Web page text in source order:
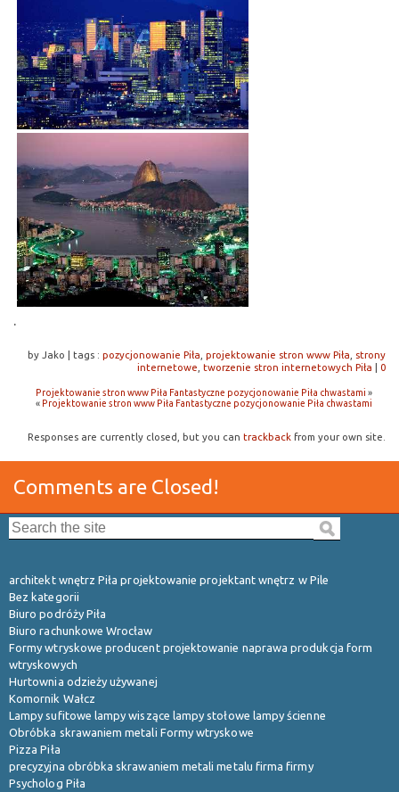
by Jako | tags : pozycjonowanie Piła projektowanie stron www Piła
strony
internetowe tworzenie stron internetowych Piła | 0
Projektowanie stron www Piła Fantastyczne pozycjonowanie Piła chwastami »
« Projektowanie stron www Piła Fantastyczne pozycjonowanie Piła chwastami
Responses are currently closed, but you can trackback from your own site.
Comments are Closed!
architekt wnętrz Piła projektowanie projektant wnętrz w Pile
Bez kategorii
Biuro podróży Piła
Biuro rachunkowe Wrocław
Formy wtryskowe producent projektowanie naprawa produkcja form
wtryskowych
Hurtownia odzieży używanej
Komornik Wałcz
Lampy sufitowe lampy wiszące lampy stołowe lampy ścienne
Obróbka skrawaniem metali Formy wtryskowe
Pizza Piła
precyzyjna obróbka skrawaniem metali metalu firma firmy
Psycholog Piła